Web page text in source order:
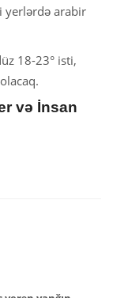
yerlərdə arabir
18-23° isti,
və İnsan